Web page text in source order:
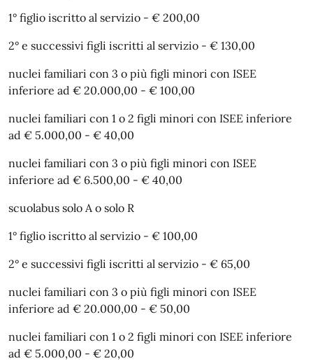
1° figlio iscritto al servizio - € 200,00
2° e successivi figli iscritti al servizio - € 130,00
nuclei familiari con 3 o più figli minori con ISEE
inferiore ad € 20.000,00 - € 100,00
nuclei familiari con 1 o 2 figli minori con ISEE inferiore
ad € 5.000,00 - € 40,00
nuclei familiari con 3 o più figli minori con ISEE
inferiore ad € 6.500,00 - € 40,00
scuolabus solo A o solo R
1° figlio iscritto al servizio - € 100,00
2° e successivi figli iscritti al servizio - € 65,00
nuclei familiari con 3 o più figli minori con ISEE
inferiore ad € 20.000,00 - € 50,00
nuclei familiari con 1 o 2 figli minori con ISEE inferiore
ad € 5.000,00 - € 20,00